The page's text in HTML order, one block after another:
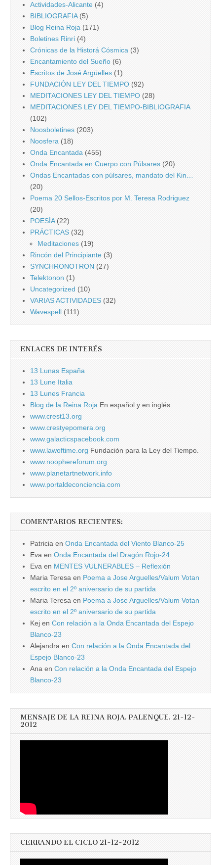
Actividades-Alicante (4)
BIBLIOGRAFIA(5)
Blog Reina Roja (171)
Boletines Rinri (4)
Crónicas de la Historá Cósmica (3)
Encantamiento del Sueño (6)
Escritos de José Argüelles (1)
FUNDACIÓN LEY DEL TIEMPO (92)
MEDITACIONES LEY DEL TIEMPO (28)
MEDITACIONES LEY DEL TIEMPO-BIBLIOGRAFIA
(102)
Noosboletines (203)
Noosfera (18)
Onda Encantada (455)
Onda Encantada en Cuerpo con Púlsares (20)
Ondas Encantadas con púlsares, mandato del Kin…
(20)
Poema 20 Sellos-Escritos por M. Teresa Rodriguez
(20)
POESÍA(22)
PRÁCTICAS (32)
Meditaciones (19)
Rincón del Principiante (3)
SYNCHRONOTRON (27)
Telektonon (1)
Uncategorized (10)
VARIAS ACTIVIDADES (32)
Wavespell (111)
ENLACES DE INTERÉS
13 Lunas España
13 Lune Italia
13 Lunes Francia
Blog de la Reina Roja En español y en inglés.
www.crest13.org
www.crestyepomera.org
www.galacticspacebook.com
www.lawoftime.org Fundación para la Ley del Tiempo.
www.noophereforum.org
www.planetartnetwork.info
www.portaldeconciencia.com
COMENTARIOS RECIENTES:
Patricia en Onda Encantada del Viento Blanco-25
Eva en Onda Encantada del Dragón Rojo-24
Eva en MENTES VULNERABLES – Reflexión
Maria Teresa en Poema a Jose Arguelles/Valum Votan
escrito en el 2º aniversario de su partida
Maria Teresa en Poema a Jose Arguelles/Valum Votan
escrito en el 2º aniversario de su partida
Kej en Con relación a la Onda Encantada del Espejo
Blanco-23
Alejandra en Con relación a la Onda Encantada del
Espejo Blanco-23
Ana en Con relación a la Onda Encantada del Espejo
Blanco-23
MENSAJE DE LA REINA ROJA. PALENQUE. 21-12-
2012
CERRANDO EL CICLO 21-12-2012